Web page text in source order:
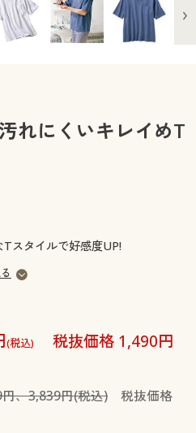
せ
せ
れにくいキレイめT
Tスタイルで好感度UP!
(税込)
税抜価格 1,490円
、3,839円(税込)税抜価格